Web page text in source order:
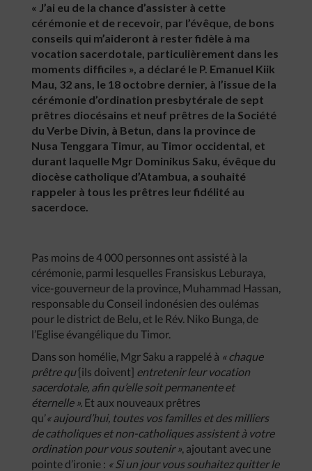
« J’ai eu de la chance d’assister à cette
cérémonie et de recevoir, par l’évêque, de bons
conseils qui m’aideront à rester fidèle à ma
vocation sacerdotale, particulièrement dans les
moments difficiles », a déclaré le P. Emanuel Kiik
Mau, 32 ans, le 18 octobre dernier, à l’issue de la
cérémonie d’ordination presbytérale de sept
prêtres diocésains et neuf prêtres de la Société
du Verbe Divin, à Betun, dans la province de
Nusa Tenggara Timur, au Timor occidental, et
durant laquelle Mgr Dominikus Saku, évêque du
diocèse catholique d’Atambua, a souhaité
rappeler à tous les prêtres leur fidélité au
sacerdoce.
Pas moins de 4 000 personnes ont assisté à la
cérémonie, parmi lesquelles Fransiskus Leburaya,
vice-gouverneur de la province, Muhammad Hassan,
responsable du Conseil indonésien des oulémas
pour le district de Belu, et le Rév. Niko Bunga, de
l’Eglise évangélique du Timor.
Dans son homélie, Mgr Saku a rappelé à « chaque
prêtre qu’[ils doivent] entretenir leur vocation
sacerdotale, afin qu’elle soit permanente et
éternelle ». Et aux nouveaux prêtres
qu’« aujourd’hui, toutes vos familles et des milliers
de catholiques et non-catholiques assistent à votre
ordination pour vous soutenir », ajoutant avec une
pointe d’ironie : « Si un jour vous souhaitez quitter le